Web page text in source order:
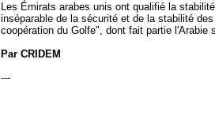
Les Émirats arabes unis ont qualifié la
inséparable de la sécurité et de la stabilité
coopération du Golfe", dont fait partie l'Arabie
Par CRIDEM
---